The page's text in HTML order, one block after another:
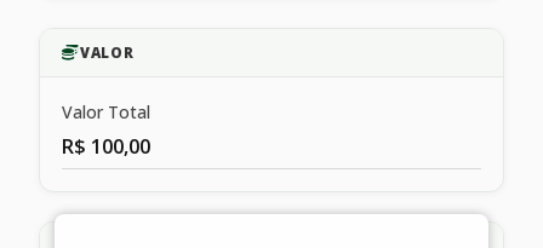
VALOR
Valor Total
R$ 100,00